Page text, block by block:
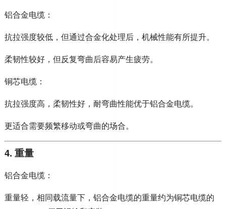
铝合金电缆：
抗拉强度较低，但通过合金化处理后，机械性能有所提升。
柔韧性较好，但反复弯曲后容易产生疲劳。
铜芯电缆：
抗拉强度高，柔韧性好，耐弯曲性能优于铝合金电缆。
更适合需要频繁移动或弯曲的场合。
4. 重量
铝合金电缆：
重量轻，相同载流量下，铝合金电缆的重量约为铜芯电缆的